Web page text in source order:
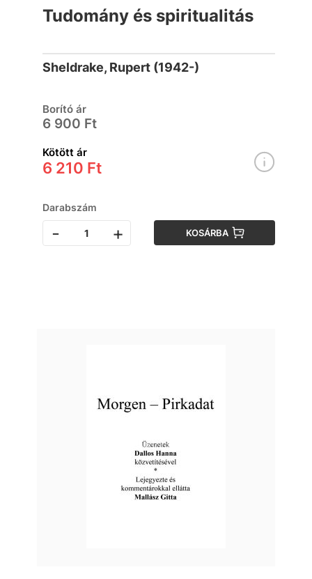
Tudomány és spiritualitás
Sheldrake, Rupert (1942-)
Borító ár
6 900 Ft
Kötött ár
6 210 Ft
Darabszám
- + KOSÁRBA